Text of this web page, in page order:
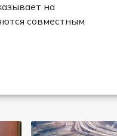
на
совместным